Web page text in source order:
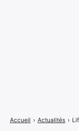
Accueil › Actualités ›